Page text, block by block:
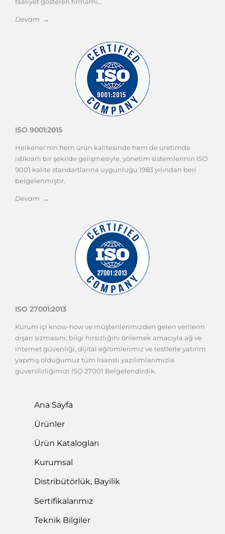
Devam →
ISO 9001:2015
Heikenei'nin hem ürün kalitesinde hem de üretimde
istikrarlı bir şekilde gelişmesiyle, yönetim sistemlerinin ISO
9001 kalite standartlarına uygunluğu 1983 yılından beri
belgelenmiştir.
Devam →
ISO 27001:2013
Kurum içi know-how ve müşterilerimizden gelen verilerin
dışarı sızmasını, bilgi hırsızlığını önlemek amacıyla ağ ve
internet güvenliği, dijital eğitimlerimiz ve testlerle yatırım
yapmış olduğumuz tüm lisanslı yazılımlarımızla
güvenilirliğimizi ISO 27001 Belgelendirdik.
Ana Sayfa
Ürünler
Ürün Katalogları
Kurumsal
Distribütörlük, Bayilik
Sertifikalarımız
Teknik Bilgiler